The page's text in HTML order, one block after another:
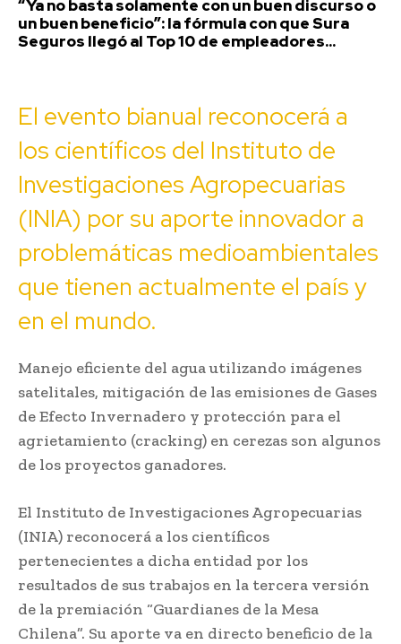
“Ya no basta solamente con un buen discurso o
un buen beneficio”: la fórmula con que Sura
Seguros llegó al Top 10 de empleadores...
El evento bianual reconocerá a
los científicos del Instituto de
Investigaciones Agropecuarias
(INIA) por su aporte innovador a
problemáticas medioambientales
que tienen actualmente el país y
en el mundo.
Manejo eficiente del agua utilizando imágenes
satelitales, mitigación de las emisiones de Gases
de Efecto Invernadero y protección para el
agrietamiento (cracking) en cerezas son algunos
de los proyectos ganadores.
El Instituto de Investigaciones Agropecuarias
(INIA) reconocerá a los científicos
pertenecientes a dicha entidad por los
resultados de sus trabajos en la tercera versión
de la premiación “Guardianes de la Mesa
Chilena”. Su aporte va en directo beneficio de la